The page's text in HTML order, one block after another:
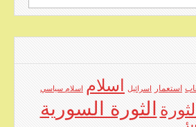
استعمار اسرائيل اسلام اسلام سياسي
الثورة السورية